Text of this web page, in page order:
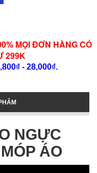
MỌI ĐƠN HÀNG CÓ
299K
- 28,000₫.
NGỰC
ÁO